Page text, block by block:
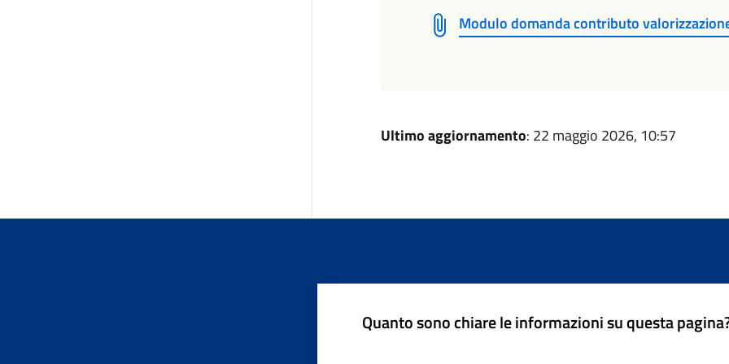
Modulo domanda contributo
Ultimo aggiornamento: 22 maggio 2026, 10:57
Quanto sono chiare le informazioni su questa